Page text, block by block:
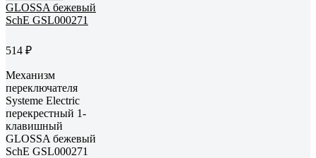
514 ₽
Механизм
переключателя
Systeme Electric
перекрестный 1-
клавишный
GLOSSA бежевый
SchE GSL000271